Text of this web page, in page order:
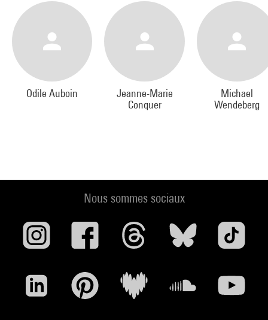
Odile Auboin
Jeanne-Marie
Conquer
Michael
Wendeberg
Nous sommes sociaux